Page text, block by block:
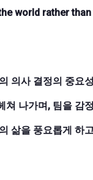
world rather
의사 결정의 중요
나가며, 팀을 감
삶을 풍요롭게 하